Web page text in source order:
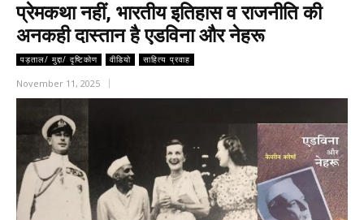
प्रेमकथा नहीं, भारतीय इतिहास व राजनीति की
अनकही दास्तान है एडविना और नेहरू
पड़ताल/ मुद्दा/ दृष्टिकोण वीडियो साहित्य प्रवाह
November 11, 2025